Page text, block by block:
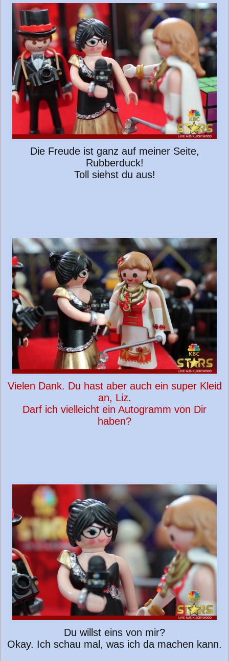
Die Freude ist ganz auf meiner Seite,
Rubberduck!
Toll siehst du aus!
Vielen Dank. Du hast aber auch ein super Kleid
an, Liz.
Darf ich vielleicht ein Autogramm von Dir
haben?
Du willst eins von mir?
Okay. Ich schau mal, was ich da machen kann.